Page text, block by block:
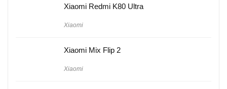
Xiaomi Redmi K80 Ultra
Xiaomi
Xiaomi Mix Flip 2
Xiaomi